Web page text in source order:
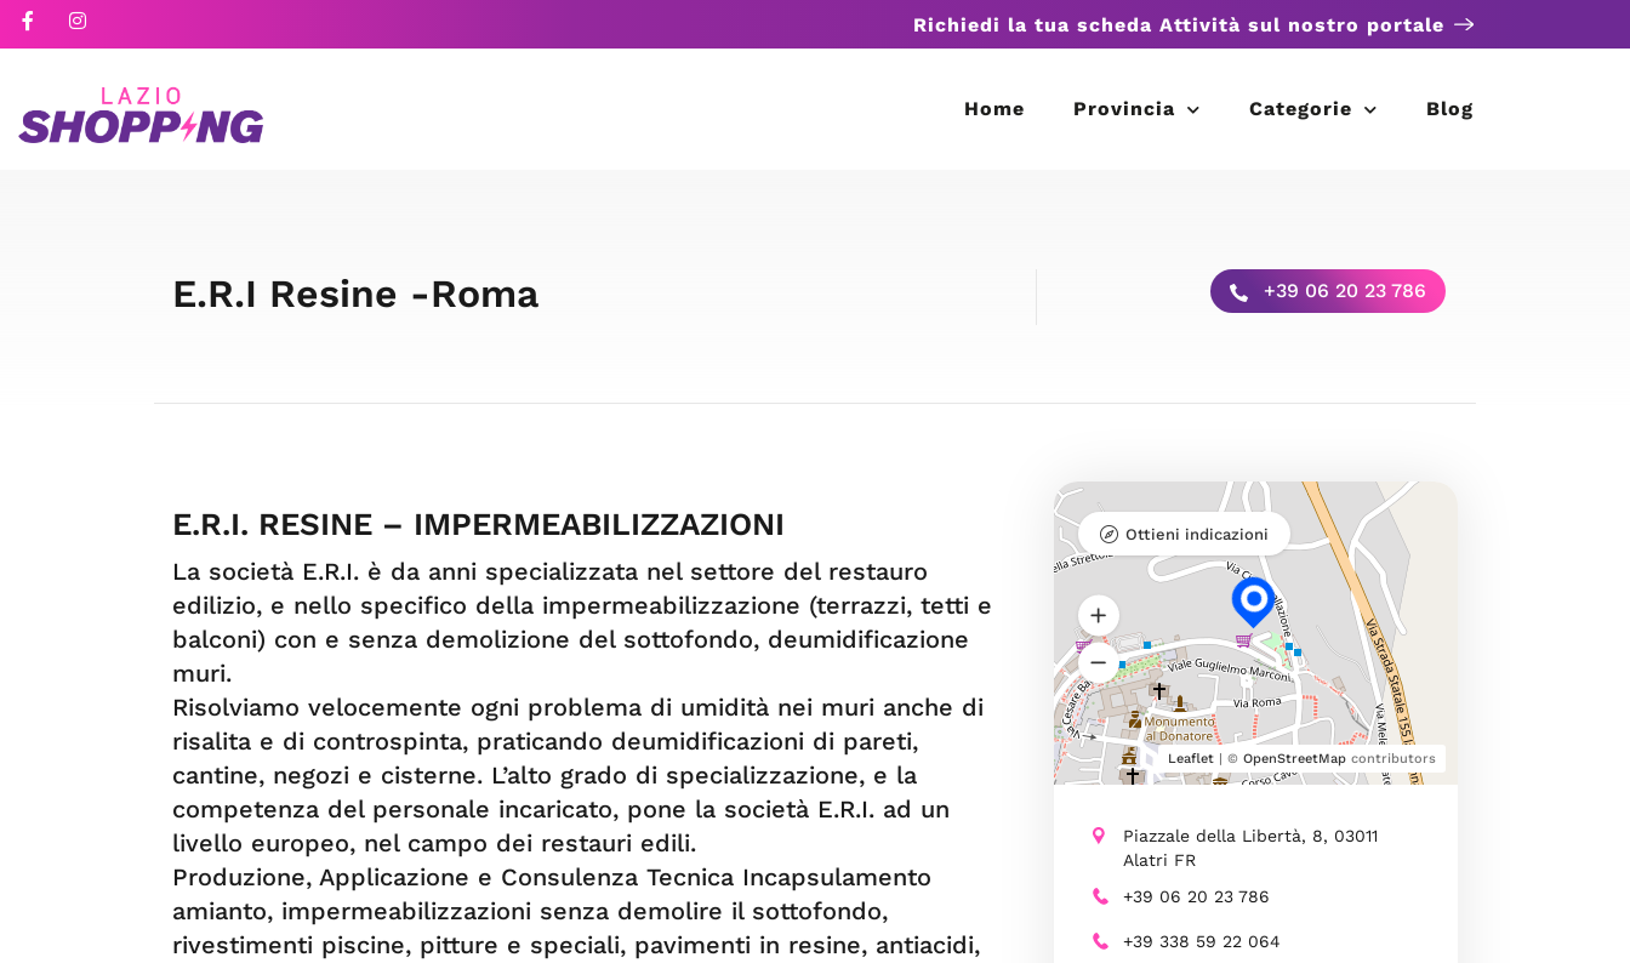
Richiedi la tua scheda Attività sul nostro portale
Home Provincia Categorie Blog
E.R.I Resine -Roma +39 06 20 23 786
E.R.I. RESINE – IMPERMEABILIZZAZIONI
La società E.R.I. è da anni specializzata nel settore del restauro
edilizio, e nello specifico della impermeabilizzazione (terrazzi, tetti e
balconi) con e senza demolizione del sottofondo, deumidificazione
muri.
Risolviamo velocemente ogni problema di umidità nei muri anche di
risalita e di controspinta, praticando deumidificazioni di pareti,
cantine, negozi e cisterne. L’alto grado di specializzazione, e la
competenza del personale incaricato, pone la società E.R.I. ad un
livello europeo, nel campo dei restauri edili.
Produzione, Applicazione e Consulenza Tecnica Incapsulamento
amianto, impermeabilizzazioni senza demolire il sottofondo,
rivestimenti piscine, pitture e speciali, pavimenti in resine, antiacidi,
Leaflet| © OpenStreetMapcontributors
Ottieni indicazioni
Piazzale della Libertà, 8, 03011
Alatri FR
+39 06 20 23 786
+39 338 59 22 064